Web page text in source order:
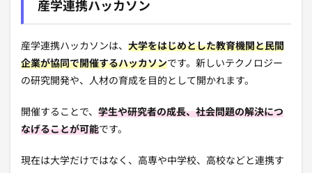
産学連携ハッカソン
産学連携ハッカソンは、 大学をはじめとした教育機関と民間
企業が協同で開催するハッカソンです。新しいテクノロジー
の研究開発や、人材の育成を目的として開かれます。
開催することで、 学生や研究者の成長、社会問題の解決につ
なげることが可能です。
現在は大学だけではなく、 高専や中学校、高校などと連携す